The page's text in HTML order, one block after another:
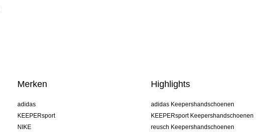
Merken
adidas
KEEPERsport
NIKE
Highlights
adidas Keepershandschoenen
KEEPERsport Keepershandschoenen
reusch Keepershandschoenen